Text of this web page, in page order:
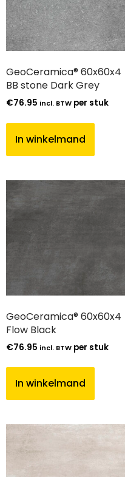
GeoCeramica® 60x60x4
BB stone Dark Grey
€76.95 incl. BTW per stuk
In winkelmand
GeoCeramica® 60x60x4
Flow Black
€76.95 incl. BTW per stuk
In winkelmand